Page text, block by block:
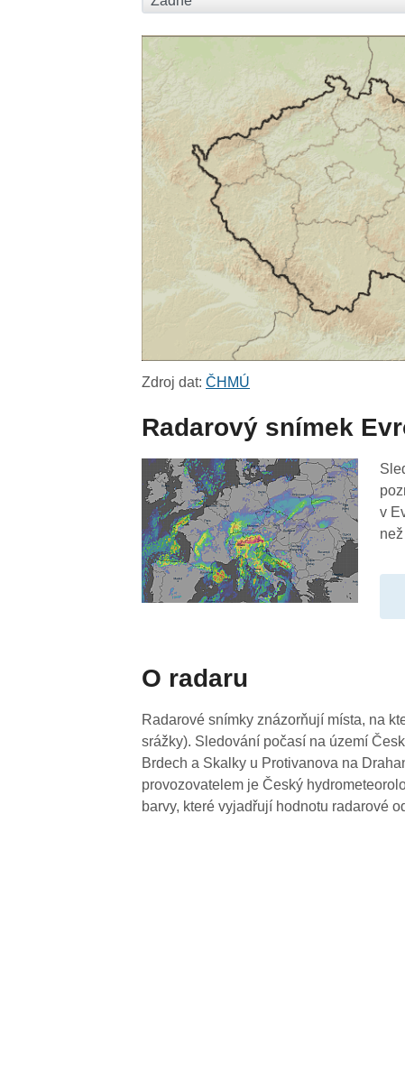
Zdroj dat:ČHMÚ
Radarový snímek
v
O radaru
Radarové snímky znázorňují místa, na
srážky). Sledování počasí na území
Brdech a Skalky u Protivanova na
provozovatelem je Český
barvy, které vyjadřují hodnotu radarové